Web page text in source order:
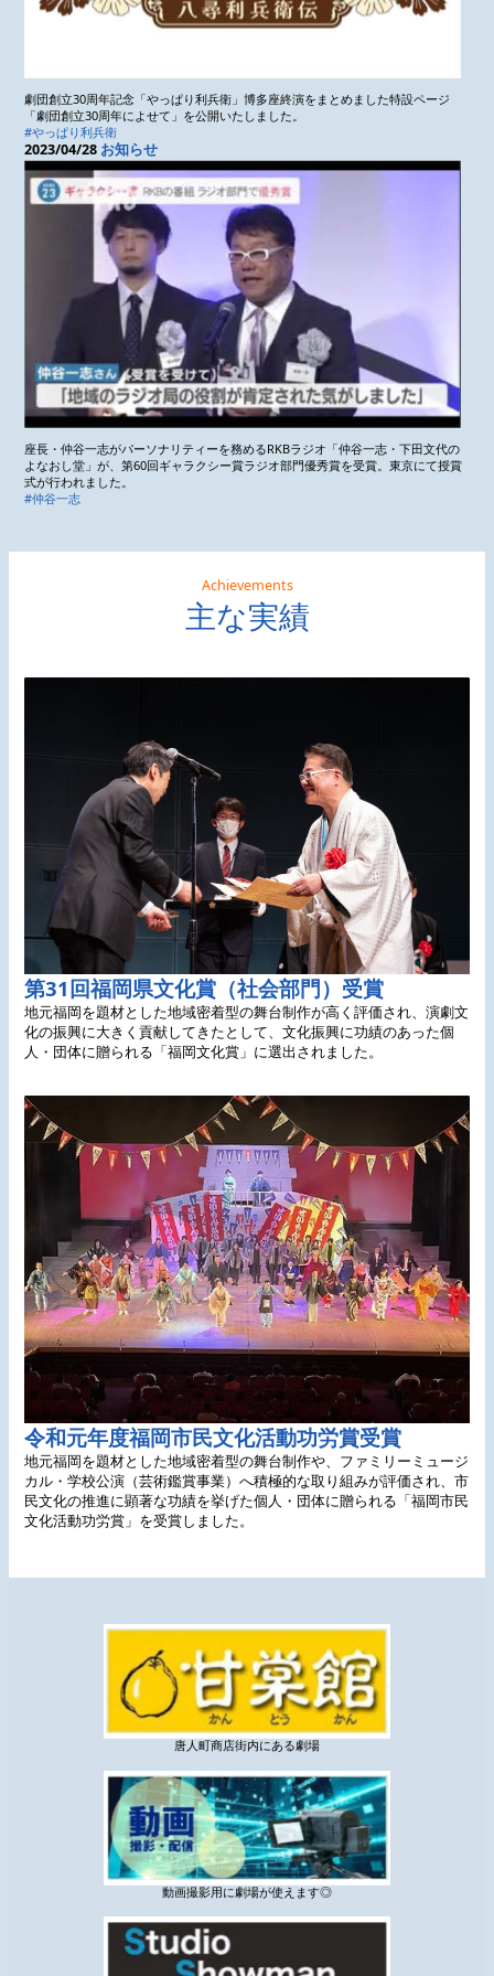
劇団創立30周年記念「やっぱり利兵衛」博多座終演をまとめました特設ページ
「劇団創立30周年によせて」を公開いたしました。
#やっぱり利兵衛
2023/04/28 お知らせ
座長・仲谷一志がパーソナリティーを務めるRKBラジオ「仲谷一志・下田文代の
よなおし堂」が、第60回ギャラクシー賞ラジオ部門優秀賞を受賞。東京にて授賞
式が行われました。
#仲谷一志
Achievements
主な実績
第31回福岡県文化賞（社会部門）受賞
地元福岡を題材とした地域密着型の舞台制作が高く評価され、演劇文
化の振興に大きく貢献してきたとして、文化振興に功績のあった個
人・団体に贈られる「福岡文化賞」に選出されました。
令和元年度福岡市民文化活動功労賞受賞
地元福岡を題材とした地域密着型の舞台制作や、ファミリーミュージ
カル・学校公演（芸術鑑賞事業）へ積極的な取り組みが評価され、市
民文化の推進に顕著な功績を挙げた個人・団体に贈られる「福岡市民
文化活動功労賞」を受賞しました。
唐人町商店街内にある劇場
動画撮影用に劇場が使えます◎